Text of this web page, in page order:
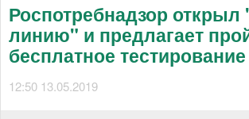
Роспотребнадзор открыл
линию" и предлагает
бесплатное
12:50 13.05.2019